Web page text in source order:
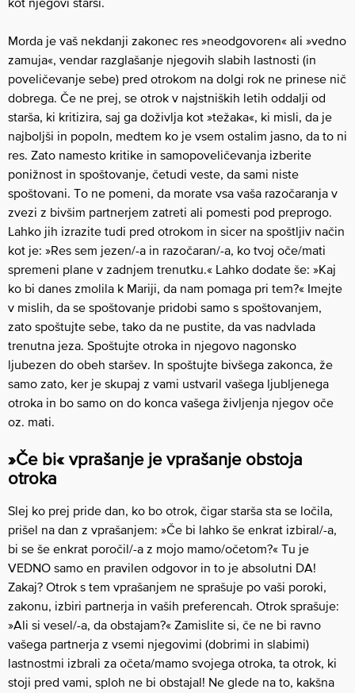
Morda je vaš nekdanji zakonec res »neodgovoren« ali »vedno
zamuja«, vendar razglašanje njegovih slabih lastnosti (in
poveličevanje sebe) pred otrokom na dolgi rok ne prinese nič
dobrega. Če ne prej, se otrok v najstniških letih oddalji od
starša, ki kritizira, saj ga doživlja kot »težaka«, ki misli, da je
najboljši in popoln, medtem ko je vsem ostalim jasno, da to ni
res. Zato namesto kritike in samopoveličevanja izberite
ponižnost in spoštovanje, četudi veste, da sami niste
spoštovani. To ne pomeni, da morate vsa vaša razočaranja v
zvezi z bivšim partnerjem zatreti ali pomesti pod preprogo.
Lahko jih izrazite tudi pred otrokom in sicer na spoštljiv način
kot je: »Res sem jezen/-a in razočaran/-a, ko tvoj oče/mati
spremeni plane v zadnjem trenutku.« Lahko dodate še: »Kaj
ko bi danes zmolila k Mariji, da nam pomaga pri tem?« Imejte
v mislih, da se spoštovanje pridobi samo s spoštovanjem,
zato spoštujte sebe, tako da ne pustite, da vas nadvlada
trenutna jeza. Spoštujte otroka in njegovo nagonsko
ljubezen do obeh staršev. In spoštujte bivšega zakonca, že
samo zato, ker je skupaj z vami ustvaril vašega ljubljenega
otroka in bo samo on do konca vašega življenja njegov oče
oz. mati.
»Če bi« vprašanje je vprašanje obstoja
otroka
Slej ko prej pride dan, ko bo otrok, čigar starša sta se ločila,
prišel na dan z vprašanjem: »Če bi lahko še enkrat izbiral/-a,
bi se še enkrat poročil/-a z mojo mamo/očetom?« Tu je
VEDNO samo en pravilen odgovor in to je absolutni DA!
Zakaj? Otrok s tem vprašanjem ne sprašuje po vaši poroki,
zakonu, izbiri partnerja in vaših preferencah. Otrok sprašuje:
»Ali si vesel/-a, da obstajam?« Zamislite si, če ne bi ravno
vašega partnerja z vsemi njegovimi (dobrimi in slabimi)
lastnostmi izbrali za očeta/mamo svojega otroka, ta otrok, ki
stoji pred vami, sploh ne bi obstajal! Ne glede na to, kakšna